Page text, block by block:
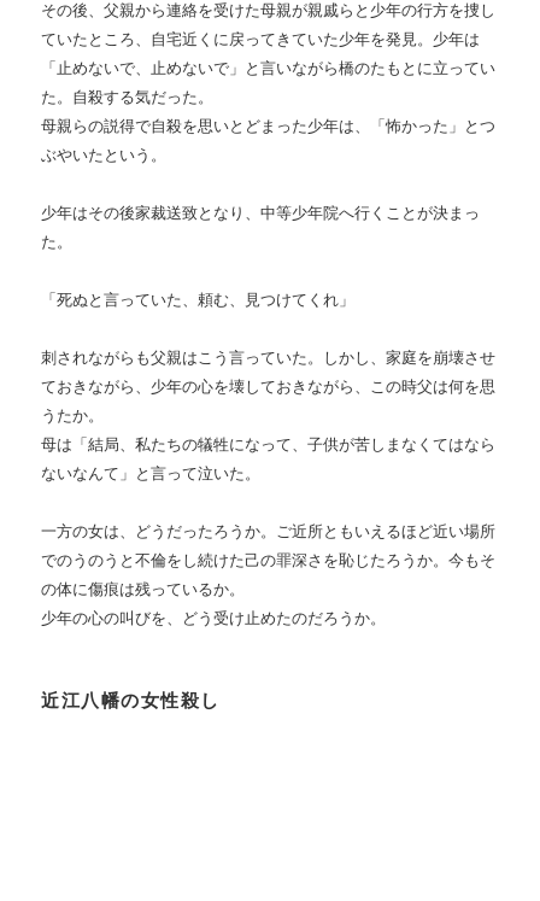
その後、父親から連絡を受けた母親が親戚らと少年の行方を捜し
ていたところ、自宅近くに戻ってきていた少年を発見。少年は
「止めないで、止めないで」と言いながら橋のたもとに立ってい
た。自殺する気だった。
母親らの説得で自殺を思いとどまった少年は、「怖かった」とつ
ぶやいたという。
少年はその後家裁送致となり、中等少年院へ行くことが決まっ
た。
「死ぬと言っていた、頼む、見つけてくれ」
刺されながらも父親はこう言っていた。しかし、家庭を崩壊させ
ておきながら、少年の心を壊しておきながら、この時父は何を思
うたか。
母は「結局、私たちの犠牲になって、子供が苦しまなくてはなら
ないなんて」と言って泣いた。
一方の女は、どうだったろうか。ご近所ともいえるほど近い場所
でのうのうと不倫をし続けた己の罪深さを恥じたろうか。今もそ
の体に傷痕は残っているか。
少年の心の叫びを、どう受け止めたのだろうか。
近江八幡の女性殺し